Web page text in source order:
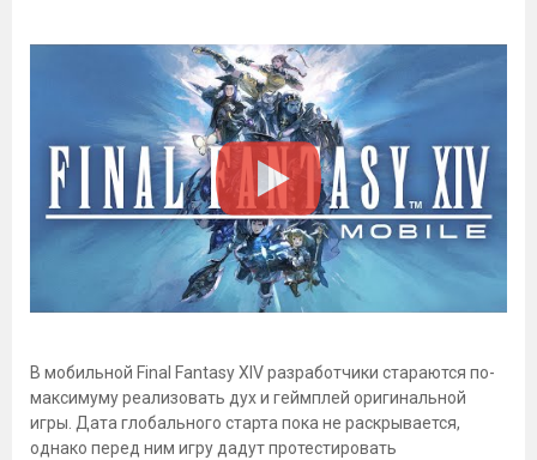
В мобильной Final Fantasy XIV разработчики стараются по-
максимуму реализовать дух и геймплей оригинальной
игры. Дата глобального старта пока не раскрывается,
однако перед ним игру дадут протестировать